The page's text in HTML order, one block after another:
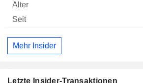
Mehr Insider
Letzte Insider-Transaktionen